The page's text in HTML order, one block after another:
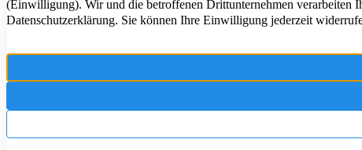
Wir sind für Sie da in:
Rottenburg am Neckar